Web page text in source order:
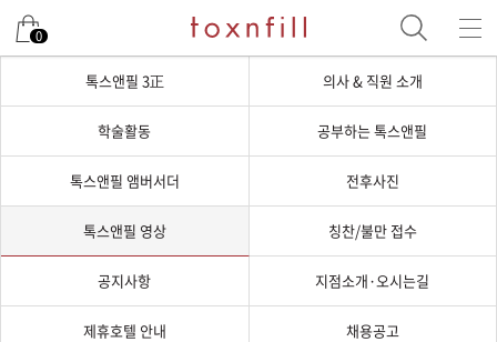
0
톡스앤필 3正 의사 & 직원 소개
학술활동 공부하는 톡스앤필
톡스앤필 앰버서더 전후사진
톡스앤필 영상 칭찬/불만 접수
공지사항 지점소개·오시는길
제휴호텔 안내 채용공고